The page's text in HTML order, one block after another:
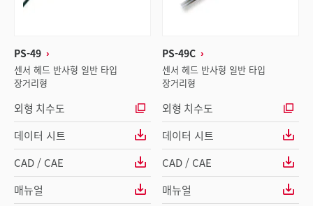
PS-49
센서 헤드 반사형 일반 타입
장거리형
외형 치수도
데이터 시트
CAD / CAE
매뉴얼
PS-49C
센서 헤드 반사형 일반 타입
장거리형
외형 치수도
데이터 시트
CAD / CAE
매뉴얼